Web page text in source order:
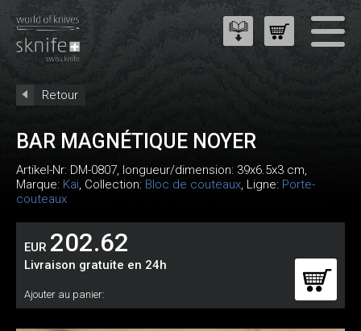
Retour
BAR MAGNÉTIQUE NOYER
Artikel-Nr: DM-0807, longueur/dimension: 39x6.5x3 cm,
Marque: Kai, Collection: Bloc de couteaux, Ligne: Porte-
couteaux
EUR 202.62
Livraison gratuite en 24h
Ajouter au panier: